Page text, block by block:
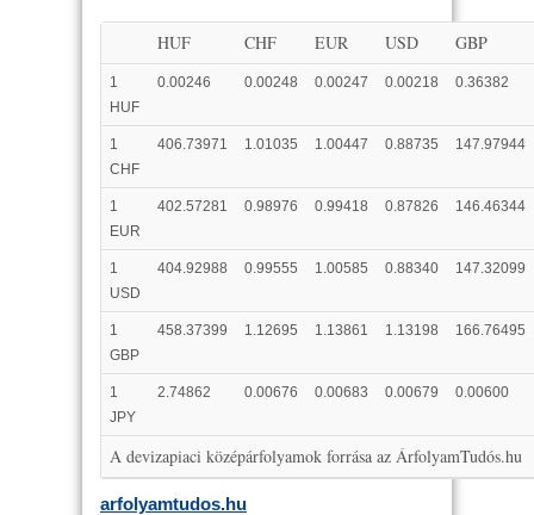
HUF CHF EUR USD GBP
1
HUF
0.00246 0.00248 0.00247 0.00218 0.36382
1
CHF
406.73971 1.01035 1.00447 0.88735 147.97944
1
EUR
402.57281 0.98976 0.99418 0.87826 146.46344
1
USD
404.92988 0.99555 1.00585 0.88340 147.32099
1
GBP
458.37399 1.12695 1.13861 1.13198 166.76495
1
JPY
2.74862 0.00676 0.00683 0.00679 0.00600
A devizapiaci középárfolyamok forrása az ÁrfolyamTudós.hu
arfolyamtudos.hu